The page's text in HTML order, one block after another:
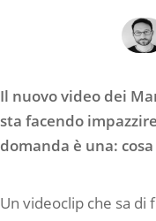
Il nuovo video dei
sta facendo
domanda è una:
Un videoclip che sa di